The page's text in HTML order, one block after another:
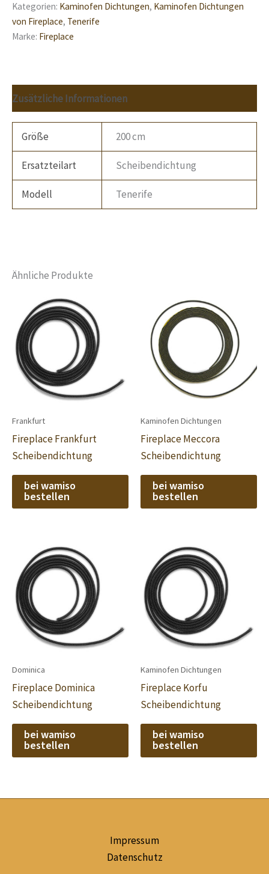
Kategorien: Kaminofen Dichtungen, Kaminofen Dichtungen
von Fireplace, Tenerife
Marke: Fireplace
Zusätzliche Informationen
Größe 200 cm
Ersatzteilart Scheibendichtung
Modell Tenerife
Ähnliche Produkte
Frankfurt
Fireplace Frankfurt
Scheibendichtung
bei wamiso
bestellen
Kaminofen Dichtungen
Fireplace Meccora
Scheibendichtung
bei wamiso
bestellen
Dominica
Fireplace Dominica
Scheibendichtung
bei wamiso
bestellen
Kaminofen Dichtungen
Fireplace Korfu
Scheibendichtung
bei wamiso
bestellen
Impressum
Datenschutz